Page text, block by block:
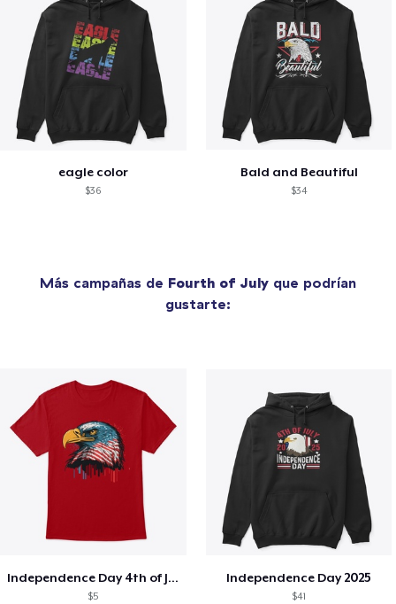
eagle color
$36
Bald and Beautiful
$34
Más campañas de Fourth of July que podrían
gustarte:
Independence Day 4th of July T-Shirt
$5
Independence Day 2025
$41